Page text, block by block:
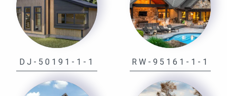
DJ-50191-1-1 RW-95161-1-1